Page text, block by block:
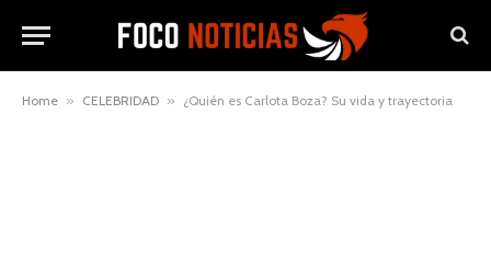
Home » CELEBRIDAD » ¿Quién es Carlota Boza? Su vida y trayectoria